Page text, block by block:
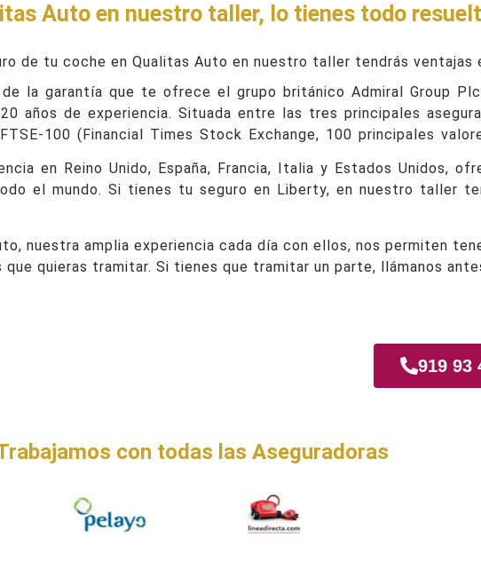
Auto en nuestro taller, lo tienes todo
de tu coche en Qualitas Auto en nuestro taller tendrás ventajas
la garantía que te ofrece el grupo británico Admiral Group
años de experiencia. Situada entre las tres principales
100 (Financial Times Stock Exchange, 100 principales
en Reino Unido, España, Francia, Italia y Estados Unidos,
el mundo. Si tienes tu seguro en Liberty, en nuestro taller
nuestra amplia experiencia cada día con ellos, nos permiten
quieras tramitar. Si tienes que tramitar un parte, llámanos
919 93
con todas las Aseguradoras